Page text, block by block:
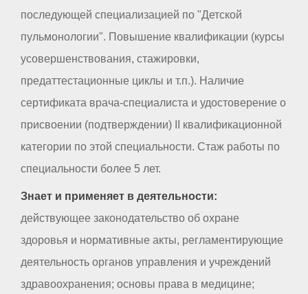
последующей специализацией по "Детской
пульмонологии". Повышение квалификации (курсы
усовершенствования, стажировки,
предаттестационные циклы и т.п.). Наличие
сертификата врача-специалиста и удостоверение о
присвоении (подтверждении) II квалификационной
категории по этой специальности. Стаж работы по
специальности более 5 лет.
Знает и применяет в деятельности:
действующее законодательство об охране
здоровья и нормативные акты, регламентирующие
деятельность органов управления и учреждений
здравоохранения; основы права в медицине;